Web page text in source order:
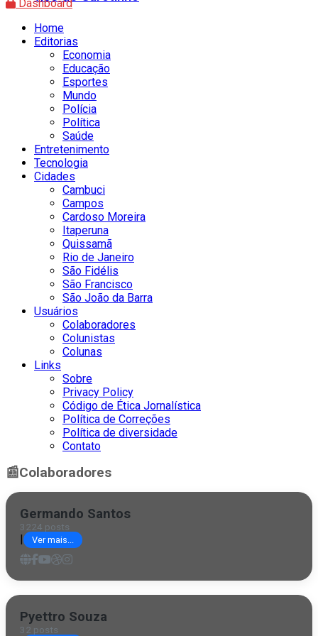
Dashboard
Home
Editorias
Economia
Educação
Esportes
Mundo
Polícia
Política
Saúde
Entretenimento
Tecnologia
Cidades
Cambuci
Campos
Cardoso Moreira
Itaperuna
Quissamã
Rio de Janeiro
São Fidélis
São Francisco
São João da Barra
Usuários
Colaboradores
Colunistas
Colunas
Links
Sobre
Privacy Policy
Código de Ética Jornalística
Política de Correções
Política de diversidade
Contato
📰Colaboradores
Germando Santos
3224 posts
| Ver mais...
Pyettro Souza
32 posts